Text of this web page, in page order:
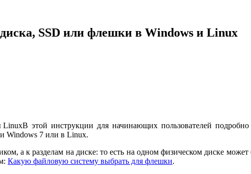
SSD или флешки в Windows и Linux
В этой инструкции для начинающих пользователей
Windows 7 или в Linux.
а к разделам на диске: то есть на одном физическом диске
Какую файловую систему выбрать для флешки.